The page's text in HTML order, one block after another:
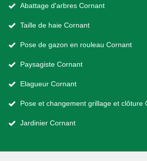
Abattage d'arbres Cornant
Taille de haie Cornant
Pose de gazon en rouleau Cornant
Paysagiste Cornant
Elagueur Cornant
Pose et changement grillage et clôture
Jardinier Cornant